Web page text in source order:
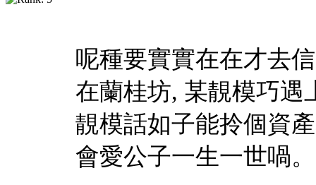
呢種要實實在在才去
在蘭桂坊, 某靚模巧遇
靚模話如子能拎個資
會愛公子一生一世喎。